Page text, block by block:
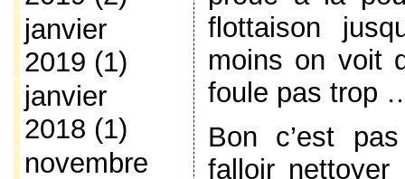
janvier
2019 (1)
janvier
2018 (1)
novembre
flottaison
moins on voit
foule pas trop
Bon c’est
falloir